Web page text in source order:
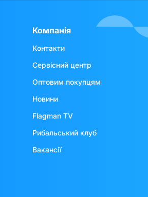
Компанія
Контакти
Сервісний центр
Оптовим покупцям
Новини
Flagman TV
Рибальський клуб
Вакансії